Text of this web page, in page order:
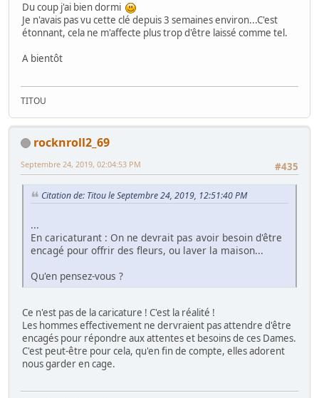
Du coup j'ai bien dormi
Je n'avais pas vu cette clé depuis 3 semaines environ...C'est
étonnant, cela ne m'affecte plus trop d'être laissé comme tel.
A bientôt
TITOU
rocknroll2_69
#435
Septembre 24, 2019, 02:04:53 PM
Citation de: Titou le Septembre 24, 2019, 12:51:40 PM
...
En caricaturant : On ne devrait pas avoir besoin d'être
encagé pour offrir des fleurs, ou laver la maison...
Qu'en pensez-vous ?
Ce n'est pas de la caricature ! C'est la réalité !
Les hommes effectivement ne dervraient pas attendre d'être
encagés pour répondre aux attentes et besoins de ces Dames.
C'est peut-être pour cela, qu'en fin de compte, elles adorent
nous garder en cage.